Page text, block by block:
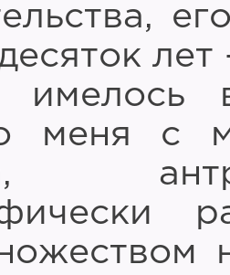
меня с